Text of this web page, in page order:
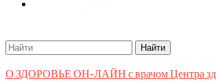
Search
for:
О ЗДОРОВЬЕ ОН-ЛАЙН с врачом Центра